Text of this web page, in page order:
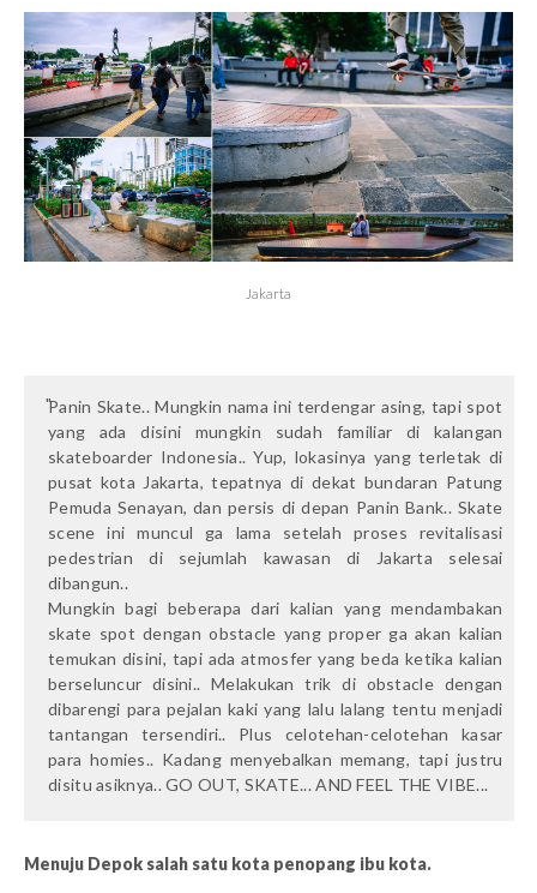
Jakarta
Panin Skate.. Mungkin nama ini terdengar asing, tapi spot
yang ada disini mungkin sudah familiar di kalangan
skateboarder Indonesia.. Yup, lokasinya yang terletak di
pusat kota Jakarta, tepatnya di dekat bundaran Patung
Pemuda Senayan, dan persis di depan Panin Bank.. Skate
scene ini muncul ga lama setelah proses revitalisasi
pedestrian di sejumlah kawasan di Jakarta selesai
dibangun..
Mungkin bagi beberapa dari kalian yang mendambakan
skate spot dengan obstacle yang proper ga akan kalian
temukan disini, tapi ada atmosfer yang beda ketika kalian
berseluncur disini.. Melakukan trik di obstacle dengan
dibarengi para pejalan kaki yang lalu lalang tentu menjadi
tantangan tersendiri.. Plus celotehan-celotehan kasar
para homies.. Kadang menyebalkan memang, tapi justru
disitu asiknya.. GO OUT, SKATE... AND FEEL THE VIBE...
Menuju Depok salah satu kota penopang ibu kota.